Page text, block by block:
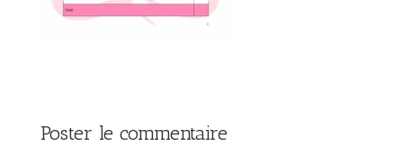
Poster le commentaire